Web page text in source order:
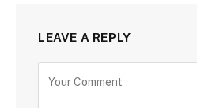
LEAVE A REPLY